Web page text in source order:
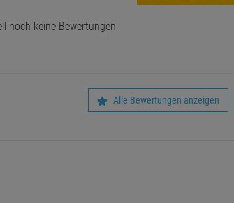
noch keine Bewertungen
Alle Bewertungen anzeigen